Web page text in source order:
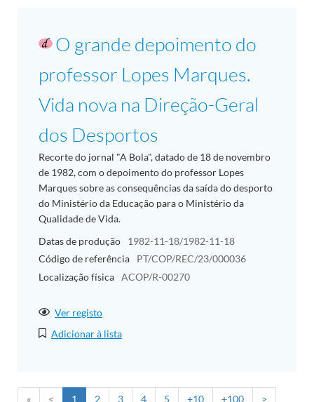
O grande depoimento do
professor Lopes Marques.
Vida nova na Direção-Geral
dos Desportos
Recorte do jornal "A Bola", datado de 18 de novembro
de 1982, com o depoimento do professor Lopes
Marques sobre as consequências da saída do desporto
do Ministério da Educação para o Ministério da
Qualidade de Vida.
Datas de produção
1982-11-18/1982-11-18
Código de referência
PT/COP/REC/23/000036
Localização física ACOP/R-00270
Ver registo
Adicionar à lista
« < 1 2 3 4 5 +10 +100 >